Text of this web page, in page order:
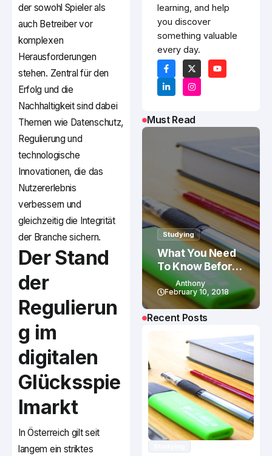
der sowohl Spieler als
auch Betreiber vor
komplexen
Herausforderungen
stehen. Zentral für den
Erfolg und die
Nachhaltigkeit sind dabei
Themen wie Datenschutz,
Regulierung und
technologische
Innovationen, die das
Nutzererlebnis
verbessern und
gleichzeitig die Integrität
der Branche sichern.
Der Stand
der
Regulierun
g im
digitalen
Glücksspie
lmarkt
In Österreich gilt seit
langem ein striktes
learning, and help
you discover
something valuable
every day.
Must Read
Studying
What You Need
To Know Before
Studying In
Canada
Anthony
February 10, 2018
Recent Posts